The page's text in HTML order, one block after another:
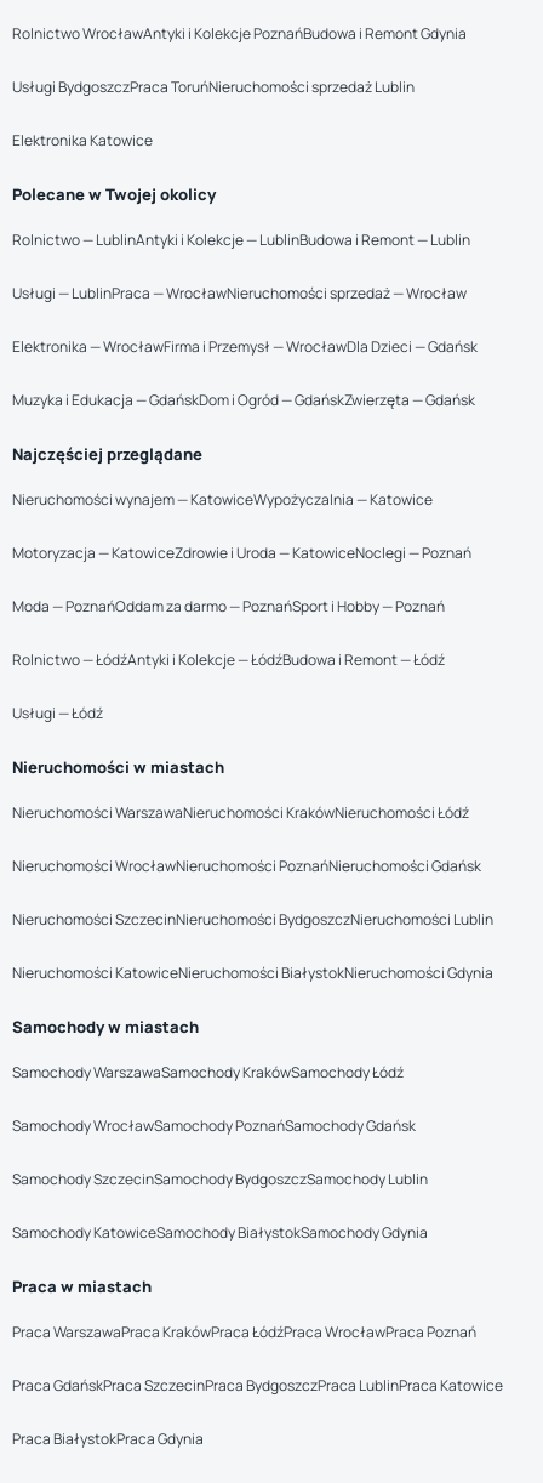
Rolnictwo WrocławAntyki i Kolekcje PoznańBudowa i Remont Gdynia
Usługi BydgoszczPraca ToruńNieruchomości sprzedaż Lublin
Elektronika Katowice
Polecane w Twojej okolicy
Rolnictwo — LublinAntyki i Kolekcje — LublinBudowa i Remont — Lublin
Usługi — LublinPraca — WrocławNieruchomości sprzedaż — Wrocław
Elektronika — WrocławFirma i Przemysł — WrocławDla Dzieci — Gdańsk
Muzyka i Edukacja — GdańskDom i Ogród — GdańskZwierzęta — Gdańsk
Najczęściej przeglądane
Nieruchomości wynajem — KatowiceWypożyczalnia — Katowice
Motoryzacja — KatowiceZdrowie i Uroda — KatowiceNoclegi — Poznań
Moda — PoznańOddam za darmo — PoznańSport i Hobby — Poznań
Rolnictwo — ŁódźAntyki i Kolekcje — ŁódźBudowa i Remont — Łódź
Usługi — Łódź
Nieruchomości w miastach
Nieruchomości WarszawaNieruchomości KrakówNieruchomości Łódź
Nieruchomości WrocławNieruchomości PoznańNieruchomości Gdańsk
Nieruchomości SzczecinNieruchomości BydgoszczNieruchomości Lublin
Nieruchomości KatowiceNieruchomości BiałystokNieruchomości Gdynia
Samochody w miastach
Samochody WarszawaSamochody KrakówSamochody Łódź
Samochody WrocławSamochody PoznańSamochody Gdańsk
Samochody SzczecinSamochody BydgoszczSamochody Lublin
Samochody KatowiceSamochody BiałystokSamochody Gdynia
Praca w miastach
Praca WarszawaPraca KrakówPraca ŁódźPraca WrocławPraca Poznań
Praca GdańskPraca SzczecinPraca BydgoszczPraca LublinPraca Katowice
Praca BiałystokPraca Gdynia